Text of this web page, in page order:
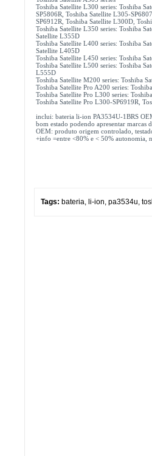
Toshiba Satellite L300 series: Toshiba
SP5806R, Toshiba Satellite L305-
SP6912R, Toshiba Satellite L300D,
Toshiba Satellite L350 series: Toshiba
Satellite L355D
Toshiba Satellite L400 series: Toshiba
Satellite L405D
Toshiba Satellite L450 series: Toshiba
Toshiba Satellite L500 series: Toshiba
L555D
Toshiba Satellite M200 series: Toshiba
Toshiba Satellite Pro A200 series:
Toshiba Satellite Pro L300 series:
Toshiba Satellite Pro L300-SP6919R,
inclui: bateria li-ion PA3534U-1BRS
bom estado podendo apresentar marcas
OEM: produto origem controlado,
+info =entre <80% e < 50% autonomia,
Tags: bateria, li-ion, pa3534u,